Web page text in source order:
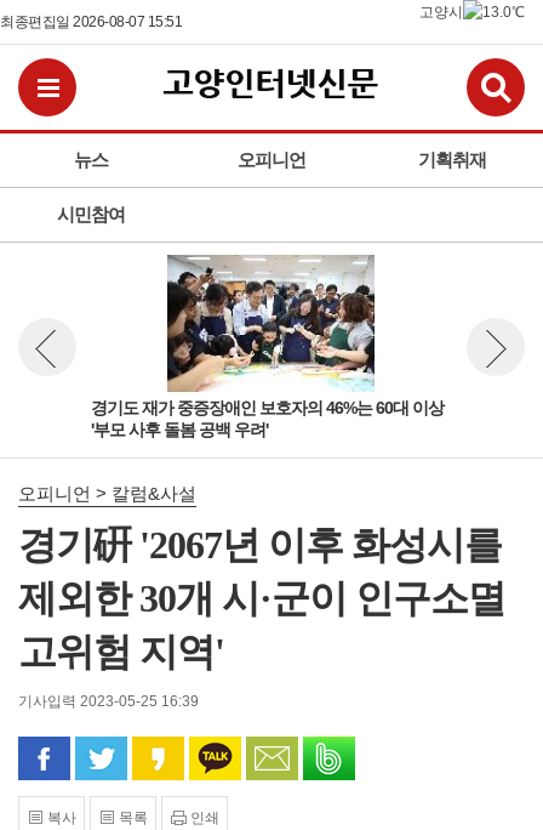
최종편집일 2026-08-07 15:51
고양시 13.0℃
뉴스 오피니언 기획취재
시민참여
전체메뉴보기
경기도 재가 중증장애인 보호자의 46%는 60대 이상
'부모 사후 돌봄 공백 우려'
뉴스 이전보기
오피니언 > 칼럼&사설
경기硏 '2067년 이후 화성시를
제외한 30개 시·군이 인구소멸
고위험 지역'
기사입력 2023-05-25 16:39
페이스북으로 공유
트위터로 공유카카오 스토리로 공유
카카오톡으로 공유
문자로 공유
복사 목록 인쇄